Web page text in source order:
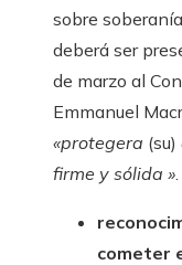
sobre
deberá ser
de marzo al
Emmanuel
«protegera (su)
firme y sólida »
cometer